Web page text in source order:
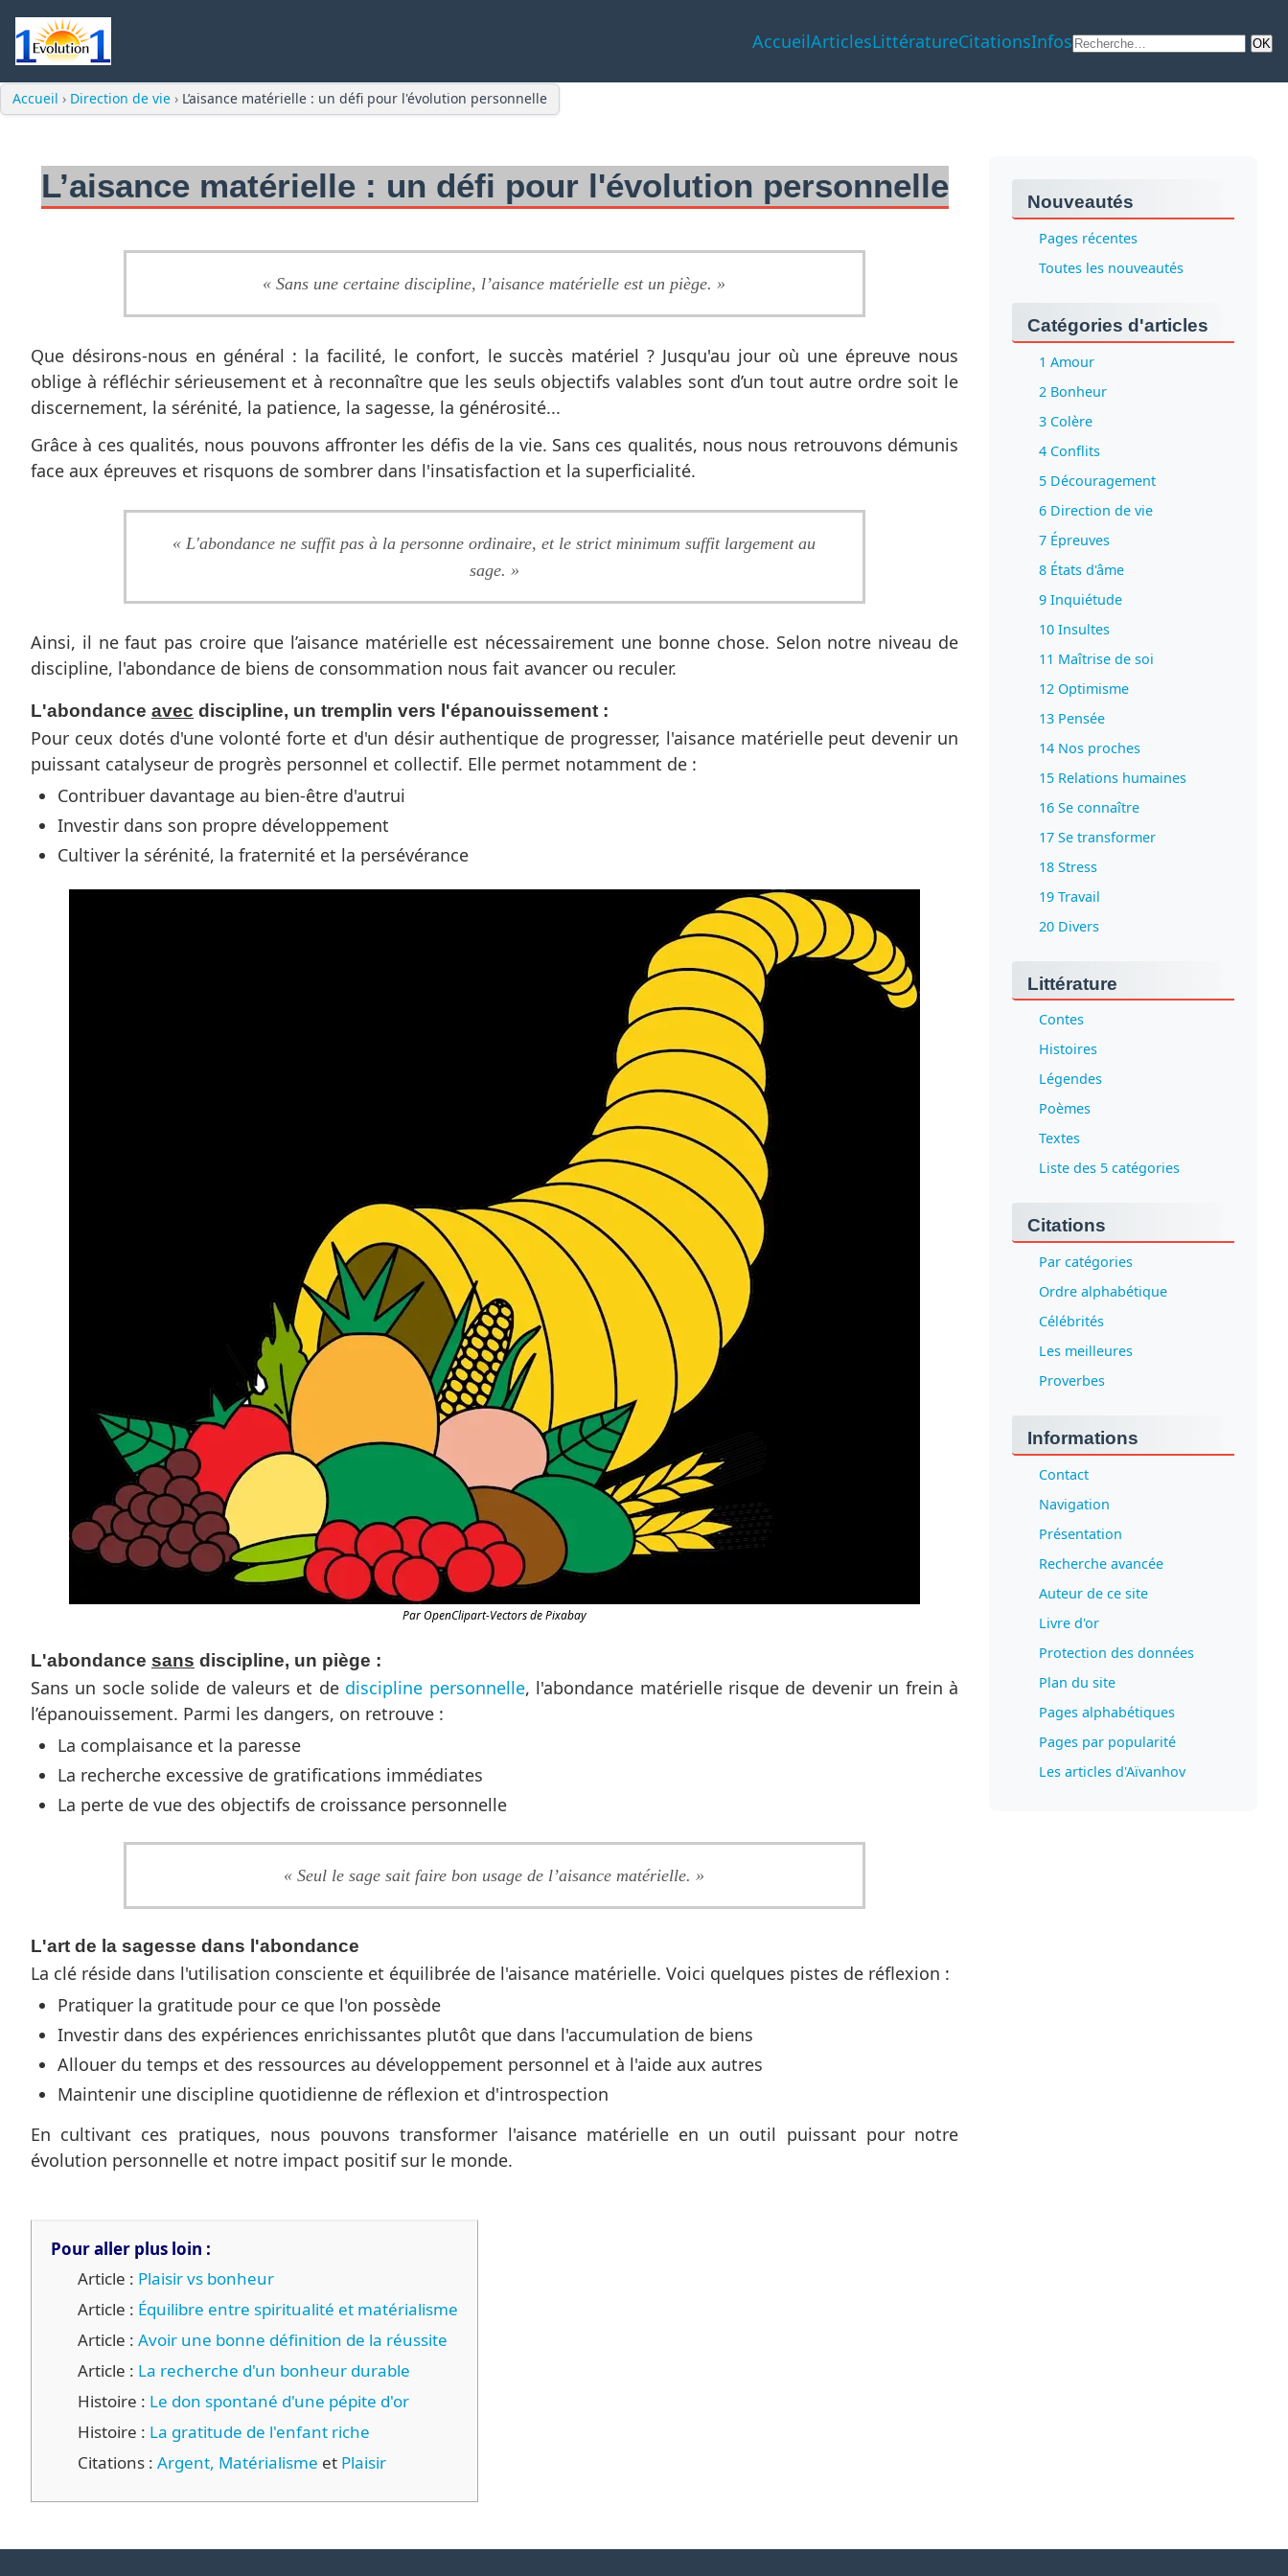
AccueilArticlesLittératureCitationsInfos
Accueil › Direction de vie › L’aisance matérielle : un défi pour l'évolution personnelle
L’aisance matérielle : un défi pour l'évolution personnelle
« Sans une certaine discipline, l’aisance matérielle est un piège. »
Que désirons-nous en général : la facilité, le confort, le succès matériel ? Jusqu'au jour où une épreuve nous
oblige à réfléchir sérieusement et à reconnaître que les seuls objectifs valables sont d’un tout autre ordre soit le
discernement, la sérénité, la patience, la sagesse, la générosité...
Grâce à ces qualités, nous pouvons affronter les défis de la vie. Sans ces qualités, nous nous retrouvons démunis
face aux épreuves et risquons de sombrer dans l'insatisfaction et la superficialité.
« L'abondance ne suffit pas à la personne ordinaire, et le strict minimum suffit largement au
sage. »
Ainsi, il ne faut pas croire que l’aisance matérielle est nécessairement une bonne chose. Selon notre niveau de
discipline, l'abondance de biens de consommation nous fait avancer ou reculer.
L'abondance avec discipline, un tremplin vers l'épanouissement :
Pour ceux dotés d'une volonté forte et d'un désir authentique de progresser, l'aisance matérielle peut devenir un
puissant catalyseur de progrès personnel et collectif. Elle permet notamment de :
Contribuer davantage au bien-être d'autrui
Investir dans son propre développement
Cultiver la sérénité, la fraternité et la persévérance
Par OpenClipart-Vectors de Pixabay
L'abondance sans discipline, un piège :
Sans un socle solide de valeurs et de discipline personnelle, l'abondance matérielle risque de devenir un frein à
l’épanouissement. Parmi les dangers, on retrouve :
La complaisance et la paresse
La recherche excessive de gratifications immédiates
La perte de vue des objectifs de croissance personnelle
« Seul le sage sait faire bon usage de l’aisance matérielle. »
L'art de la sagesse dans l'abondance
La clé réside dans l'utilisation consciente et équilibrée de l'aisance matérielle. Voici quelques pistes de réflexion :
Pratiquer la gratitude pour ce que l'on possède
Investir dans des expériences enrichissantes plutôt que dans l'accumulation de biens
Allouer du temps et des ressources au développement personnel et à l'aide aux autres
Maintenir une discipline quotidienne de réflexion et d'introspection
En cultivant ces pratiques, nous pouvons transformer l'aisance matérielle en un outil puissant pour notre
évolution personnelle et notre impact positif sur le monde.
Pour aller plus loin :
Article : Plaisir vs bonheur
Article : Équilibre entre spiritualité et matérialisme
Article : Avoir une bonne définition de la réussite
Article : La recherche d'un bonheur durable
Histoire : Le don spontané d'une pépite d'or
Histoire : La gratitude de l'enfant riche
Citations : Argent, Matérialisme et Plaisir
Nouveautés
Pages récentes
Toutes les nouveautés
Catégories d'articles
1 Amour
2 Bonheur
3 Colère
4 Conflits
5 Découragement
6 Direction de vie
7 Épreuves
8 États d'âme
9 Inquiétude
10 Insultes
11 Maîtrise de soi
12 Optimisme
13 Pensée
14 Nos proches
15 Relations humaines
16 Se connaître
17 Se transformer
18 Stress
19 Travail
20 Divers
Littérature
Contes
Histoires
Légendes
Poèmes
Textes
Liste des 5 catégories
Citations
Par catégories
Ordre alphabétique
Célébrités
Les meilleures
Proverbes
Informations
Contact
Navigation
Présentation
Recherche avancée
Auteur de ce site
Livre d'or
Protection des données
Plan du site
Pages alphabétiques
Pages par popularité
Les articles d'Aïvanhov